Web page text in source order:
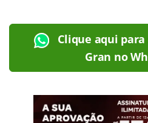
Clique aqui
Gran no